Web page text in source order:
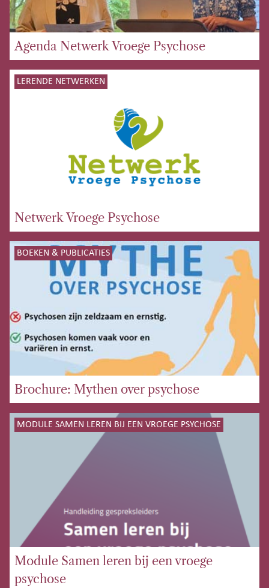
Agenda Netwerk Vroege Psychose
LERENDE NETWERKEN
Netwerk Vroege Psychose
BOEKEN & PUBLICATIES
Brochure: Mythen over psychose
MODULE SAMEN LEREN BIJ EEN VROEGE PSYCHOSE
Module Samen leren bij een vroege
psychose